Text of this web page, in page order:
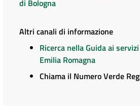
di Bologna
Altri canali di informazione
Ricerca nella Guida ai
Emilia Romagna
Chiama il Numero Verde